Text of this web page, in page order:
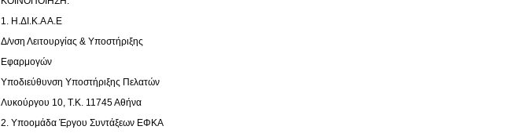
1. Η.ΔΙ.Κ.Α Α.Ε
Δ/νση Λειτουργίας & Υποστήριξης
Εφαρμογών
Υποδιεύθυνση Υποστήριξης Πελατών
Λυκούργου 10, Τ.Κ. 11745 Αθήνα
2. Υποομάδα Έργου Συντάξεων ΕΦΚΑ